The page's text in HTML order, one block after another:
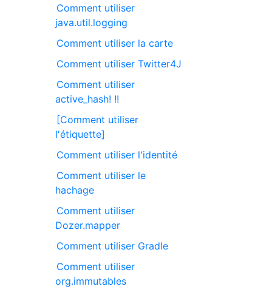
Comment utiliser
java.util.logging
Comment utiliser la carte
Comment utiliser Twitter4J
Comment utiliser
active_hash! !!
[Comment utiliser
l'étiquette]
Comment utiliser l'identité
Comment utiliser le
hachage
Comment utiliser
Dozer.mapper
Comment utiliser Gradle
Comment utiliser
org.immutables